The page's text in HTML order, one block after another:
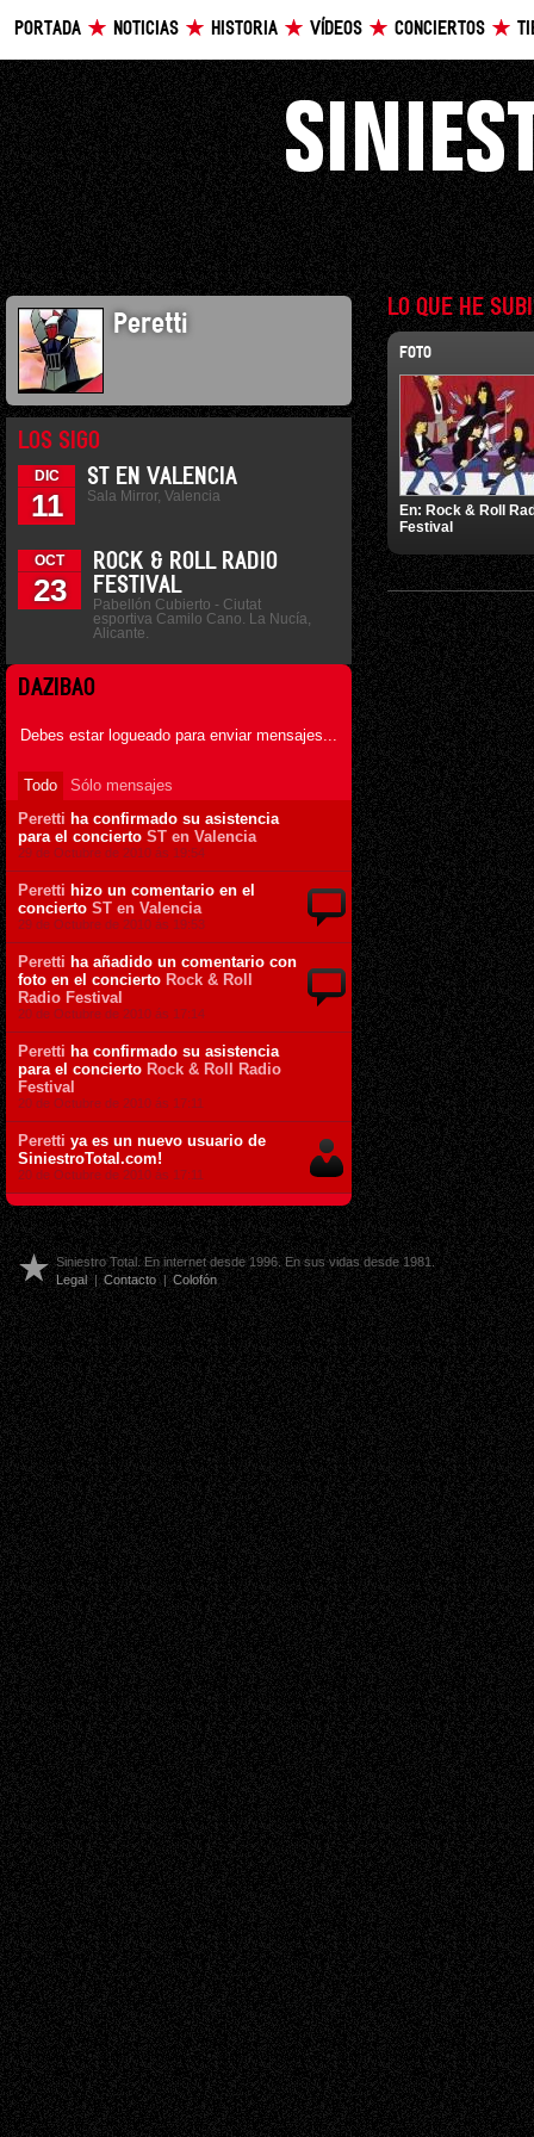
PORTADA NOTICIAS HISTORIA VÍDEOS CONCIERTOS
Peretti
LOS SIGO
DIC
11
ST EN VALENCIA
Sala Mirror, Valencia
OCT
23
ROCK & ROLL RADIO
FESTIVAL
Pabellón Cubierto - Ciutat
esportiva Camilo Cano. La Nucía,
Alicante.
DAZIBAO
Debes estar logueado para enviar mensajes...
Todo
Sólo mensajes
Peretti ha confirmado su asistencia
para el concierto ST en Valencia
29 de Octubre de 2010 ás 19:54
Peretti hizo un comentario en el
concierto ST en Valencia
29 de Octubre de 2010 ás 19:53
Peretti ha añadido un comentario con
foto en el concierto Rock & Roll
Radio Festival
20 de Octubre de 2010 ás 17:14
Peretti ha confirmado su asistencia
para el concierto Rock & Roll Radio
Festival
20 de Octubre de 2010 ás 17:11
Peretti ya es un nuevo usuario de
SiniestroTotal.com!
20 de Octubre de 2010 ás 17:11
LO QUE HE
FOTO
En: Rock & Roll
Festival
Siniestro Total. En internet desde 1996. En sus vidas desde 1981.
Legal | Contacto | Colofón